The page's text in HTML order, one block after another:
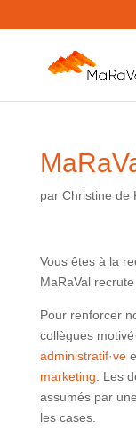
par Christine de
Vous êtes à la
MaRaVal recrute
Pour renforcer
collègues
administratif·ve
marketing . Les
assumés par
les cases.